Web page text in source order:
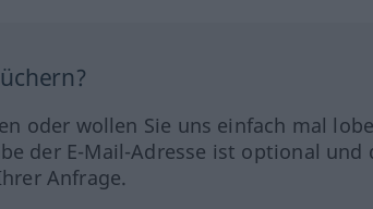
oder wollen Sie uns einfach mal
der E-Mail-Adresse ist optional und
Anfrage.